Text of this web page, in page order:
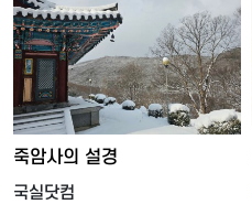
죽암사의 설경
국실닷컴